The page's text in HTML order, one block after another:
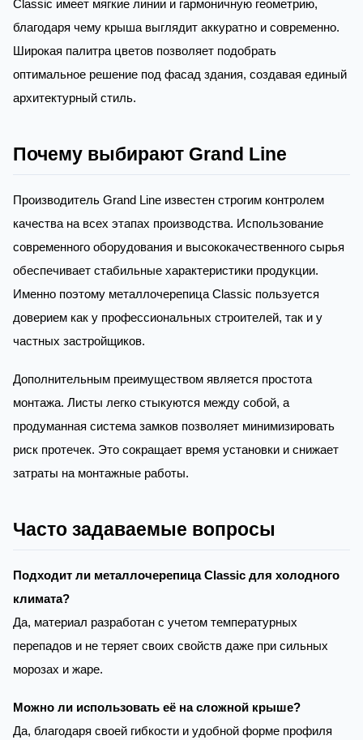
Classic имеет мягкие линии и гармоничную геометрию,
благодаря чему крыша выглядит аккуратно и современно.
Широкая палитра цветов позволяет подобрать
оптимальное решение под фасад здания, создавая единый
архитектурный стиль.
Почему выбирают Grand Line
Производитель Grand Line известен строгим контролем
качества на всех этапах производства. Использование
современного оборудования и высококачественного сырья
обеспечивает стабильные характеристики продукции.
Именно поэтому металлочерепица Classic пользуется
доверием как у профессиональных строителей, так и у
частных застройщиков.
Дополнительным преимуществом является простота
монтажа. Листы легко стыкуются между собой, а
продуманная система замков позволяет минимизировать
риск протечек. Это сокращает время установки и снижает
затраты на монтажные работы.
Часто задаваемые вопросы
Подходит ли металлочерепица Classic для холодного
климата?
Да, материал разработан с учетом температурных
перепадов и не теряет своих свойств даже при сильных
морозах и жаре.
Можно ли использовать её на сложной крыше?
Да, благодаря своей гибкости и удобной форме профиля